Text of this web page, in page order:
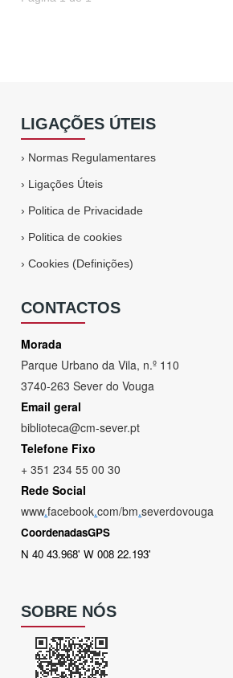
LIGAÇÕES ÚTEIS
› Normas Regulamentares
› Ligações Úteis
› Politica de Privacidade
› Politica de cookies
›Cookies (Definições)
CONTACTOS
Morada
Parque Urbano da Vila, n.º 110
3740-263 Sever do Vouga
Email geral
biblioteca@cm-sever.pt
Telefone Fixo
+ 351 234 55 00 30
Rede Social
www.facebook.com/bm.severdovouga
CoordenadasGPS
N 40 43.968' W 008 22.193'
SOBRE NÓS